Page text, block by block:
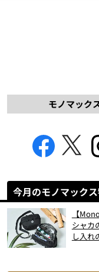
モノマック
今月のモノマック
【
シャカ
し入れ